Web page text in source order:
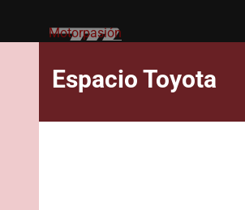
Motorpasión
Espacio Toyota